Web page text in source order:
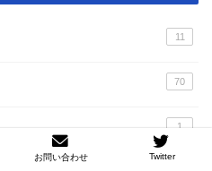
11
70
1
お問い合わせ Twitter